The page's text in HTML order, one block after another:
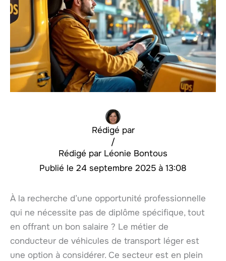
Rédigé par
Léonie Bontous
/
24 septembre 2025 à 13:08
À la recherche d’une opportunité professionnelle
qui ne nécessite pas de diplôme spécifique, tout
en offrant un bon salaire ? Le métier de
conducteur de véhicules de transport léger est
une option à considérer. Ce secteur est en plein